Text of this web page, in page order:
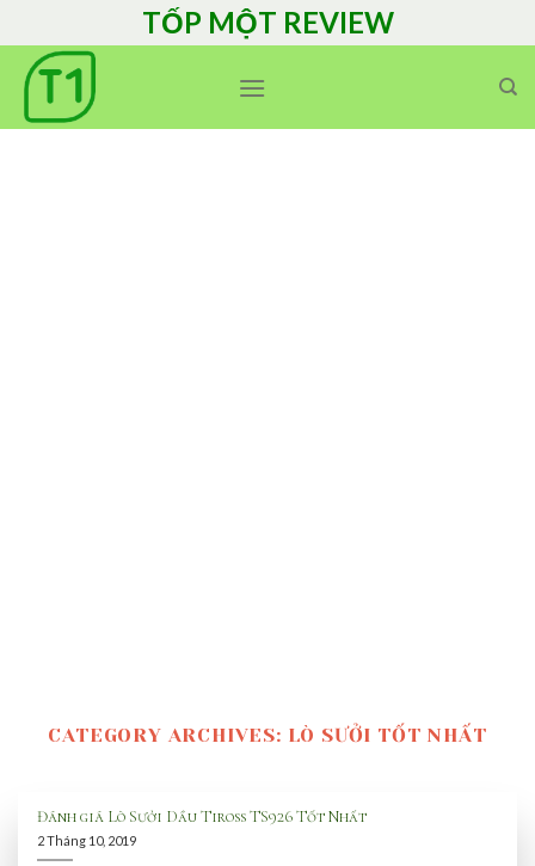
to
content
TỐP MỘT REVIEW
CATEGORY ARCHIVES: LÒ SƯỞI TỐT NHẤT
Đánh giá Lò Sưởi Dầu Tiross TS926 Tốt Nhất
2 Tháng 10, 2019